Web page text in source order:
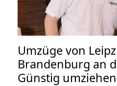
Umzüge von
Brandenburg an
Günstig umziehen